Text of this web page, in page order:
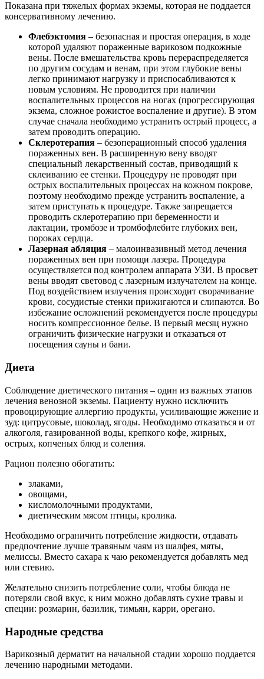
Показана при тяжелых формах экземы, которая не поддается
консервативному лечению.
Флебэктомия – безопасная и простая операция, в ходе
которой удаляют пораженные варикозом подкожные
вены. После вмешательства кровь перераспределяется
по другим сосудам и венам, при этом глубокие вены
легко принимают нагрузку и приспосабливаются к
новым условиям. Не проводится при наличии
воспалительных процессов на ногах (прогрессирующая
экзема, сложное рожистое воспаление и другие). В этом
случае сначала необходимо устранить острый процесс, а
затем проводить операцию.
Склеротерапия – безоперационный способ удаления
пораженных вен. В расширенную вену вводят
специальный лекарственный состав, приводящий к
склеиванию ее стенки. Процедуру не проводят при
острых воспалительных процессах на кожном покрове,
поэтому необходимо прежде устранить воспаление, а
затем приступать к процедуре. Также запрещается
проводить склеротерапию при беременности и
лактации, тромбозе и тромбофлебите глубоких вен,
пороках сердца.
Лазерная абляция – малоинвазивный метод лечения
пораженных вен при помощи лазера. Процедура
осуществляется под контролем аппарата УЗИ. В просвет
вены вводят световод с лазерным излучателем на конце.
Под воздействием излучения происходит сворачивание
крови, сосудистые стенки прижигаются и слипаются. Во
избежание осложнений рекомендуется после процедуры
носить компрессионное белье. В первый месяц нужно
ограничить физические нагрузки и отказаться от
посещения сауны и бани.
Диета
Соблюдение диетического питания – один из важных этапов
лечения венозной экземы. Пациенту нужно исключить
провоцирующие аллергию продукты, усиливающие жжение и
зуд: цитрусовые, шоколад, ягоды. Необходимо отказаться и от
алкоголя, газированной воды, крепкого кофе, жирных,
острых, копченых блюд и соления.
Рацион полезно обогатить:
злаками,
овощами,
кисломолочными продуктами,
диетическим мясом птицы, кролика.
Необходимо ограничить потребление жидкости, отдавать
предпочтение лучше травяным чаям из шалфея, мяты,
мелиссы. Вместо сахара к чаю рекомендуется добавлять мед
или стевию.
Желательно снизить потребление соли, чтобы блюда не
потеряли свой вкус, к ним можно добавлять сухие травы и
специи: розмарин, базилик, тимьян, карри, орегано.
Народные средства
Варикозный дерматит на начальной стадии хорошо поддается
лечению народными методами.